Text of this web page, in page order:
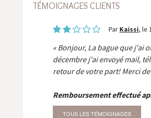
TÉMOIGNAGES CLIENTS
Par Kaissi, le
Bonjour, La bague que j'ai
décembre j'ai envoyé mail,
retour de votre part! Merci
Remboursement effectué
TOUS LES TÉMOIGNAGES